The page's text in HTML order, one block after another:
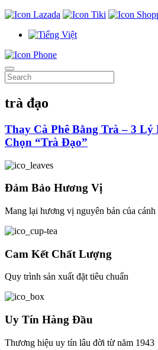
trà đạo
Thay Cà Phê Bằng Trà – 3
Chọn “Trà Đạo”
Đảm Bảo Hương Vị
Mang lại hương vị nguyên bản của cánh
Cam Kết Chất Lượng
Quy trình sản xuất đặt tiêu chuẩn
Uy Tín Hàng Đầu
Thương hiệu uy tín lâu đời từ năm 1943